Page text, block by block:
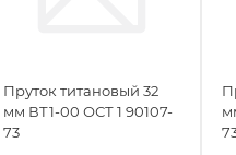
Пруток титановый 32
мм ВТ1-00 ОСТ 1 90107-
73